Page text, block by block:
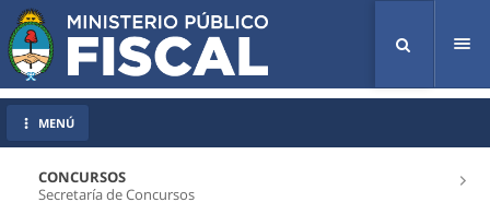
CONCURSOS
Secretaría de Concursos
MENÚ